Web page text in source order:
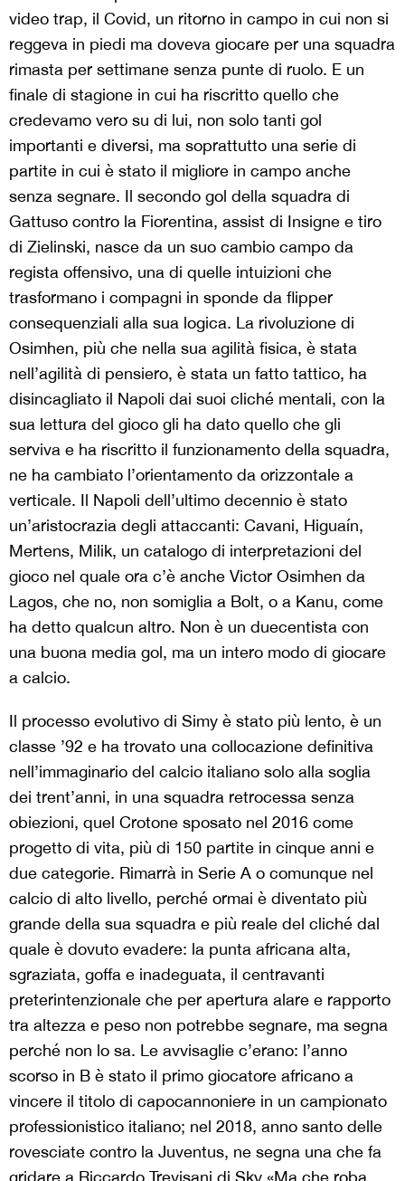
video trap, il Covid, un ritorno in campo in cui non si
reggeva in piedi ma doveva giocare per una squadra
rimasta per settimane senza punte di ruolo. E un
finale di stagione in cui ha riscritto quello che
credevamo vero su di lui, non solo tanti gol
importanti e diversi, ma soprattutto una serie di
partite in cui è stato il migliore in campo anche
senza segnare. Il secondo gol della squadra di
Gattuso contro la Fiorentina, assist di Insigne e tiro
di Zielinski, nasce da un suo cambio campo da
regista offensivo, una di quelle intuizioni che
trasformano i compagni in sponde da flipper
consequenziali alla sua logica. La rivoluzione di
Osimhen, più che nella sua agilità fisica, è stata
nell’agilità di pensiero, è stata un fatto tattico, ha
disincagliato il Napoli dai suoi cliché mentali, con la
sua lettura del gioco gli ha dato quello che gli
serviva e ha riscritto il funzionamento della squadra,
ne ha cambiato l’orientamento da orizzontale a
verticale. Il Napoli dell’ultimo decennio è stato
un’aristocrazia degli attaccanti: Cavani, Higuaín,
Mertens, Milik, un catalogo di interpretazioni del
gioco nel quale ora c’è anche Victor Osimhen da
Lagos, che no, non somiglia a Bolt, o a Kanu, come
ha detto qualcun altro. Non è un duecentista con
una buona media gol, ma un intero modo di giocare
a calcio.
Il processo evolutivo di Simy è stato più lento, è un
classe ’92 e ha trovato una collocazione definitiva
nell’immaginario del calcio italiano solo alla soglia
dei trent’anni, in una squadra retrocessa senza
obiezioni, quel Crotone sposato nel 2016 come
progetto di vita, più di 150 partite in cinque anni e
due categorie. Rimarrà in Serie A o comunque nel
calcio di alto livello, perché ormai è diventato più
grande della sua squadra e più reale del cliché dal
quale è dovuto evadere: la punta africana alta,
sgraziata, goffa e inadeguata, il centravanti
preterintenzionale che per apertura alare e rapporto
tra altezza e peso non potrebbe segnare, ma segna
perché non lo sa. Le avvisaglie c’erano: l’anno
scorso in B è stato il primo giocatore africano a
vincere il titolo di capocannoniere in un campionato
professionistico italiano; nel 2018, anno santo delle
rovesciate contro la Juventus, ne segna una che fa
gridare a Riccardo Trevisani di Sky «Ma che roba